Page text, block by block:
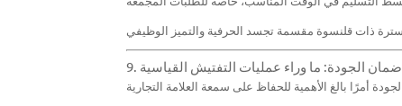
9. ضمان الجودة: ما وراء عمليات التفتيش القياسية